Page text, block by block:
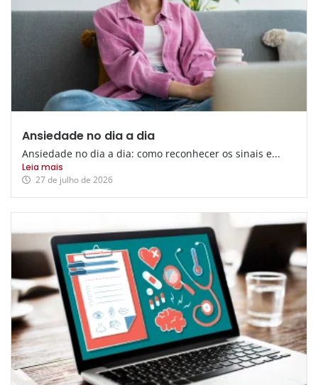
Ansiedade no dia a dia
Ansiedade no dia a dia: como reconhecer os sinais e...
Leia mais
27 de julho de 2026